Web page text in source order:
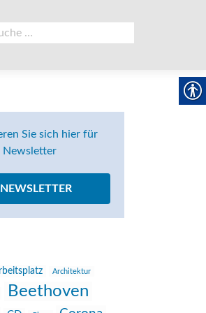
Sie sich hier für
Newsletter
NEWSLETTER
Architektur
Beethoven